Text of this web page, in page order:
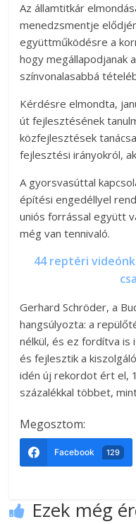
Az államtitkár
menedzsmentje
együttműködésre a
hogy megállapodjanak
színvonalasabbá
Kérdésre elmondta,
út fejlesztésének
közfejlesztések
fejlesztési irányokról,
A gyorsvasúttal
építési engedéllyel
uniós forrással együtt
még van tennivaló.
44 reptéri
Gerhard Schröder, a
hangsúlyozta: a
nélkül, és ez fordítva
és fejlesztik a
idén új rekordot ért el,
százalékkal többet,
Megosztom:
Facebook 129
Ezek még